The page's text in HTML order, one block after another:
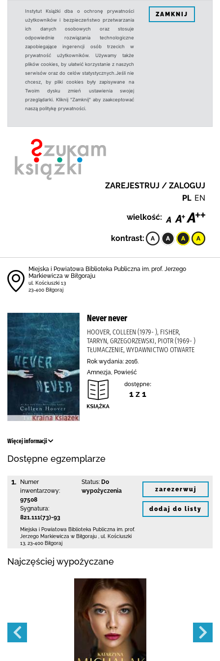
Instytut Książki dba o ochronę prywatności
użytkowników i bezpieczeństwo przetwarzania
ich danych osobowych oraz stosuje
odpowiednie rozwiązania technologiczne
zapobiegające ingerencji osób trzecich w
prywatność użytkowników. Używamy także
plików cookies, by ułatwić korzystanie z naszych
serwisów oraz do celów statystycznych.Jeśli nie
chcesz, by pliki cookies były zapisywane na
Twoim dysku zmień ustawienia swojej
przeglądarki. Kliknij "Zamknij" aby zaakceptować
naszą politykę prywatności.
ZAMKNIJ
ZAREJESTRUJ / ZALOGUJ
PL EN
wielkość:
kontrast:
Miejska i Powiatowa Biblioteka Publiczna im. prof. Jerzego
Markiewicza w Biłgoraju
ul. Kościuszki 13
23-400 Biłgoraj
Never never
HOOVER, COLLEEN (1979- ), FISHER,
TARRYN, GRZEGORZEWSKI, PIOTR (1969- )
TŁUMACZENIE, WYDAWNICTWO OTWARTE
Rok wydania: 2016.
Amnezja, Powieść
dostępne:
1 z 1
Więcej informacji
Dostępne egzemplarze
1.
Numer
inwentarzowy:
97508
Sygnatura:
821.111(73)-93
Status: Do
wypożyczenia
Miejska i Powiatowa Biblioteka Publiczna im. prof.
Jerzego Markiewicza w Biłgoraju
ul. Kościuszki
13 23-400 Biłgoraj
zarezerwuj
dodaj do listy
Najczęściej wypożyczane